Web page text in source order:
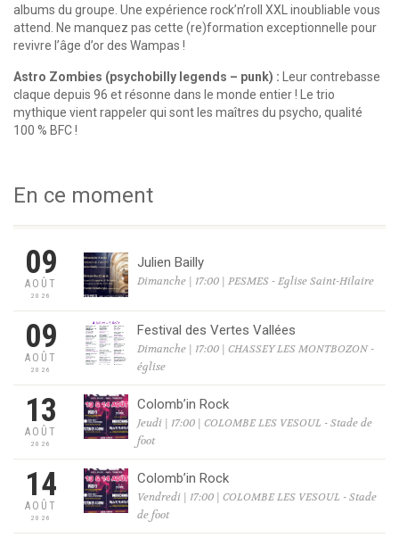
albums du groupe. Une expérience rock’n’roll XXL inoubliable vous
attend. Ne manquez pas cette (re)formation exceptionnelle pour
revivre l’âge d’or des Wampas !
Astro Zombies (psychobilly legends – punk) : Leur contrebasse
claque depuis 96 et résonne dans le monde entier ! Le trio
mythique vient rappeler qui sont les maîtres du psycho, qualité
100 % BFC !
En ce moment
09
AOÛT
2026
Julien Bailly
Dimanche | 17:00 | PESMES - Eglise Saint-Hilaire
09
AOÛT
2026
Festival des Vertes Vallées
Dimanche | 17:00 | CHASSEY LES MONTBOZON -
église
13
AOÛT
2026
Colomb’in Rock
Jeudi | 17:00 | COLOMBE LES VESOUL - Stade de
foot
14
AOÛT
2026
Colomb’in Rock
Vendredi | 17:00 | COLOMBE LES VESOUL - Stade
de foot